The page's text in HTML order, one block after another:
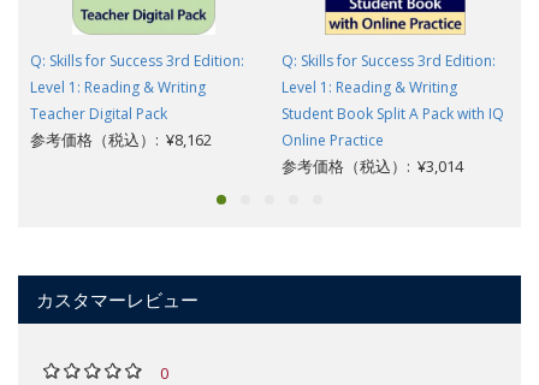
Q: Skills for Success 3rd Edition:
Level 1: Reading & Writing
Teacher Digital Pack
参考価格（税込）: ¥8,162
Q: Skills for Success 3rd Edition:
Level 1: Reading & Writing
Student Book Split A Pack with IQ
Online Practice
参考価格（税込）: ¥3,014
カスタマーレビュー
0